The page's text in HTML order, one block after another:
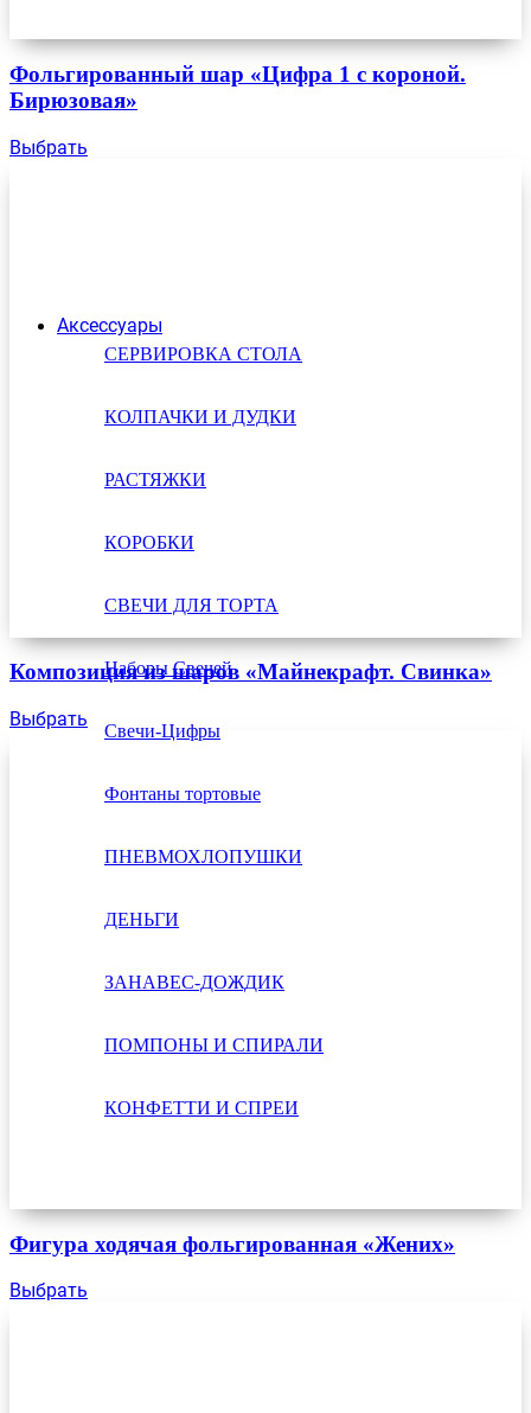
Аксессуары
СЕРВИРОВКА СТОЛА
КОЛПАЧКИ И ДУДКИ
РАСТЯЖКИ
КОРОБКИ
СВЕЧИ ДЛЯ ТОРТА
Наборы Свечей
Свечи-Цифры
Фонтаны тортовые
ПНЕВМОХЛОПУШКИ
ДЕНЬГИ
ЗАНАВЕС-ДОЖДИК
ПОМПОНЫ И СПИРАЛИ
КОНФЕТТИ И СПРЕИ
Фольгированный шар «Цифра 1 с короной.
Бирюзовая»
Выбрать
Композиция из шаров «Майнекрафт. Свинка»
Выбрать
Фигура ходячая фольгированная «Жених»
Выбрать